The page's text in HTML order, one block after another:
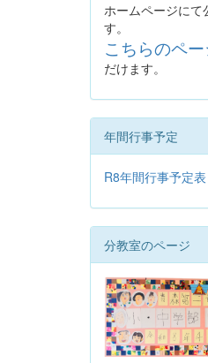
ホームページにて
す。
こちらのペ
だけます。
年間行事予定
R8年間行事予定表
分教室のページ